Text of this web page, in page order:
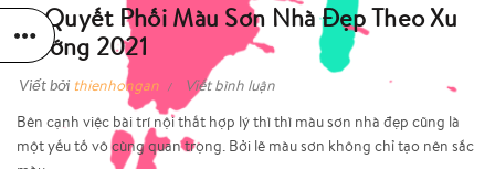
Bí Quyết Phối Màu Sơn Nhà Đẹp Theo Xu
Hướng 2021
Viết bởi thienhongan
Viết bình luận
Bên cạnh việc bài trí nội thất hợp lý thì thì màu sơn nhà đẹp cũng là
một yếu tố vô cùng quan trọng. Bởi lẽ màu sơn không chỉ tạo nên sắc